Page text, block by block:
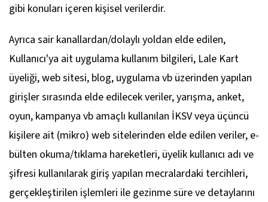
gibi konuları içeren kişisel verilerdir.
Ayrıca sair kanallardan/dolaylı yoldan elde edilen,
Kullanıcı'ya ait uygulama kullanım bilgileri, Lale Kart
üyeliği, web sitesi, blog, uygulama vb üzerinden yapılan
girişler sırasında elde edilecek veriler, yarışma, anket,
oyun, kampanya vb amaçlı kullanılan İKSV veya üçüncü
kişilere ait (mikro) web sitelerinden elde edilen veriler, e-
bülten okuma/tıklama hareketleri, üyelik kullanıcı adı ve
şifresi kullanılarak giriş yapılan mecralardaki tercihleri,
gerçekleştirilen işlemleri ile gezinme süre ve detaylarını